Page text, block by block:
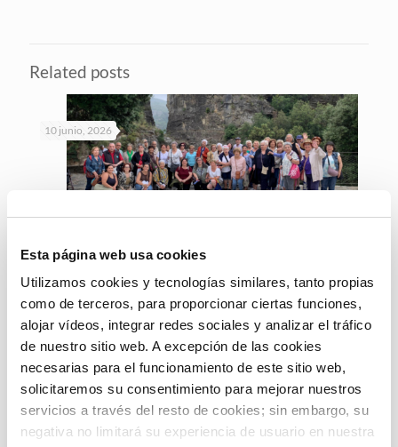
Esta página web usa cookies
Utilizamos cookies y tecnologías similares, tanto propias
como de terceros, para proporcionar ciertas funciones,
alojar vídeos, integrar redes sociales y analizar el tráfico
de nuestro sitio web. A excepción de las cookies
necesarias para el funcionamiento de este sitio web,
solicitaremos su consentimiento para mejorar nuestros
servicios a través del resto de cookies; sin embargo, su
negativa no limitará su experiencia de usuario en nuestra
Related posts
10 junio, 2026
Accent Social impulsa una salida cultural
al monasterio de Sant Miquel del Fai para
crear vínculos y fomentar el
envejecimiento activo de las personas
mayores
Leer más